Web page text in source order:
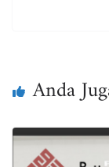
Anda